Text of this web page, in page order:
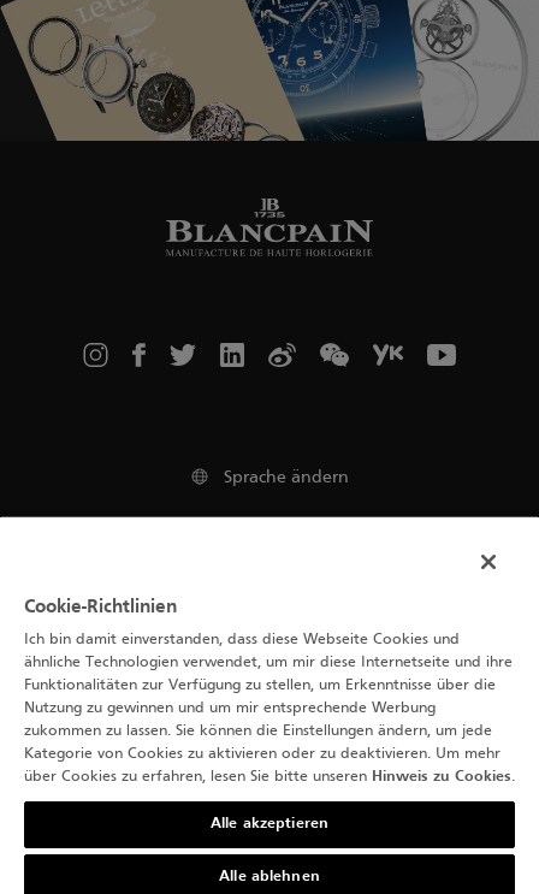
Sprache ändern
Nutzungsbedingungen
Hinweis zu Cookies
Datenschutzerklärung
© 2026 Blancpain
Cookie-Richtlinien
Ich bin damit einverstanden, dass diese Webseite Cookies und
ähnliche Technologien verwendet, um mir diese Internetseite und ihre
Funktionalitäten zur Verfügung zu stellen, um Erkenntnisse über die
Nutzung zu gewinnen und um mir entsprechende Werbung
zukommen zu lassen. Sie können die Einstellungen ändern, um jede
Kategorie von Cookies zu aktivieren oder zu deaktivieren. Um mehr
über Cookies zu erfahren, lesen Sie bitte unseren Hinweis zu Cookies.
Alle akzeptieren
Alle ablehnen